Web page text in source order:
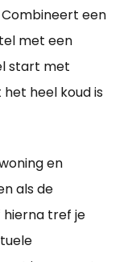
een
met een
start met
heel koud is
en
als de
hierna tref je